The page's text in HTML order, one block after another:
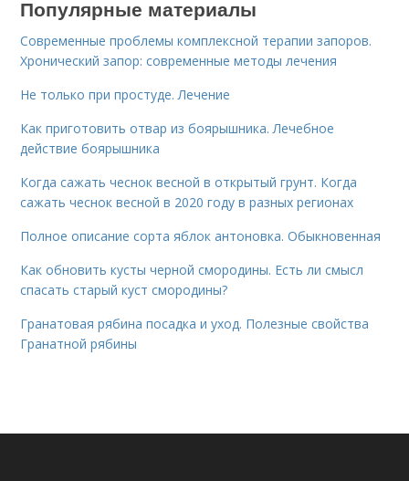
Популярные материалы
Современные проблемы комплексной терапии запоров.
Хронический запор: современные методы лечения
Не только при простуде. Лечение
Как приготовить отвар из боярышника. Лечебное
действие боярышника
Когда сажать чеснок весной в открытый грунт. Когда
сажать чеснок весной в 2020 году в разных регионах
Полное описание сорта яблок антоновка. Обыкновенная
Как обновить кусты черной смородины. Есть ли смысл
спасать старый куст смородины?
Гранатовая рябина посадка и уход. Полезные свойства
Гранатной рябины